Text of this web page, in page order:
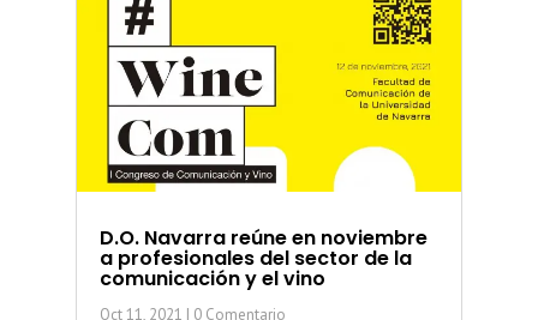
D.O. Navarra reúne en noviembre
a profesionales del sector de la
comunicación y el vino
Oct 11, 2021 | 0 Comentario